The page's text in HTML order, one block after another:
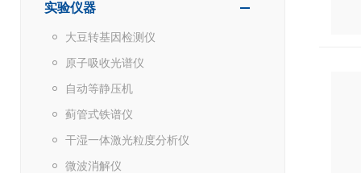
实验仪器
大豆转基因检测仪
原子吸收光谱仪
自动等静压机
蓟管式铁谱仪
干湿一体激光粒度分析仪
微波消解仪